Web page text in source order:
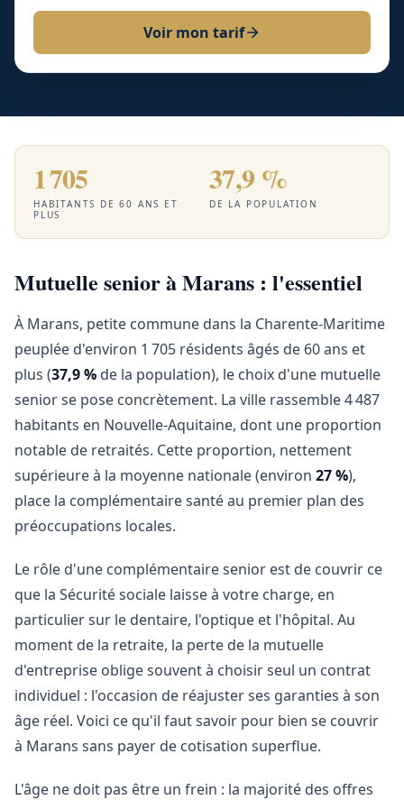
Voir mon tarif
1 705
HABITANTS DE 60 ANS ET
PLUS
37,9 %
DE LA POPULATION
Mutuelle senior à Marans : l'essentiel
À Marans, petite commune dans la Charente-Maritime
peuplée d'environ 1 705 résidents âgés de 60 ans et
plus (37,9 % de la population), le choix d'une mutuelle
senior se pose concrètement. La ville rassemble 4 487
habitants en Nouvelle-Aquitaine, dont une proportion
notable de retraités. Cette proportion, nettement
supérieure à la moyenne nationale (environ 27 %),
place la complémentaire santé au premier plan des
préoccupations locales.
Le rôle d'une complémentaire senior est de couvrir ce
que la Sécurité sociale laisse à votre charge, en
particulier sur le dentaire, l'optique et l'hôpital. Au
moment de la retraite, la perte de la mutuelle
d'entreprise oblige souvent à choisir seul un contrat
individuel : l'occasion de réajuster ses garanties à son
âge réel. Voici ce qu'il faut savoir pour bien se couvrir
à Marans sans payer de cotisation superflue.
L'âge ne doit pas être un frein : la majorité des offres